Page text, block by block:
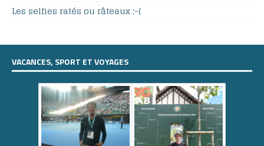
Les selfies ratés ou râteaux :-(
VACANCES, SPORT ET VOYAGES